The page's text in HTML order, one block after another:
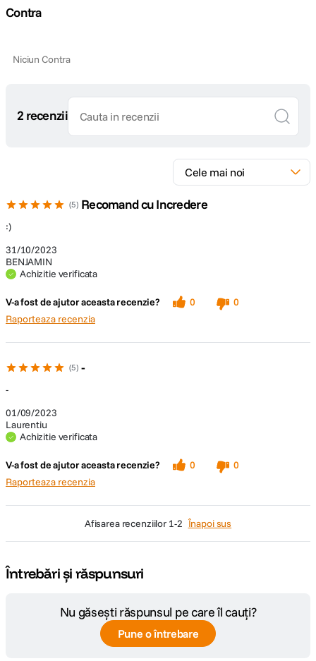
Contra
Niciun Contra
2 recenzii
5 Recomand cu Incredere
31/10/2023
BENJAMIN
Achizitie verificata
:)
V-a fost de ajutor aceasta recenzie? 0
0
Raporteaza recenzia
5 -
01/09/2023
Laurentiu
Achizitie verificata
-
V-a fost de ajutor aceasta recenzie? 0
0
Raporteaza recenzia
afisarea recenziilor 1-2 Înapoi sus
Întrebări și răspunsuri
Nu găsești răspunsul pe care îl cauți?
Pune o întrebare